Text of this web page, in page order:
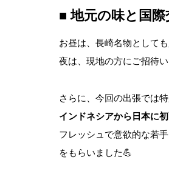
■ 地元の味と国
お昼は、長崎名物として
夜は、現地の方にご招待い
さらに、今回の出張では特
インドネシアから日本に
フレッシュで意欲的な若
をもらいました💪